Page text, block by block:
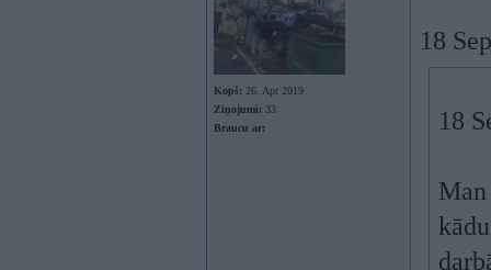
Kopš: 26. Apr 2019
Ziņojumi: 33
Braucu ar:
18
18